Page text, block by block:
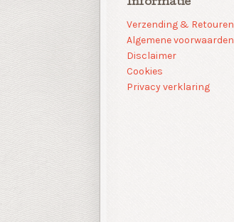
Informatie
Verzending & Retouren
Algemene voorwaarden
Disclaimer
Cookies
Privacy verklaring